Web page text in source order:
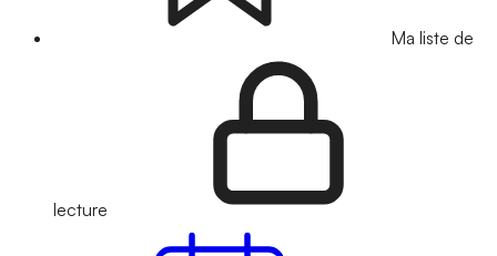
Ma liste de
lecture